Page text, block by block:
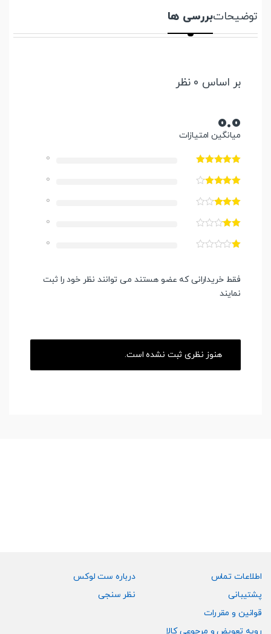
توضیحاتبررسی ها
بر اساس 0 نظر
0.0
میانگین امتیازات
0
0
0
0
0
فقط خریدارانی که عضو هستند می توانند نظر خود را ثبت
نمایند
هنوز نظری ثبت نشده است.
اطلاعات تماس
پشتیبانی
قوانین و مقررات
رویه تعویض و مرجوعی کالا
درباره ست لوکس
نظر سنجی